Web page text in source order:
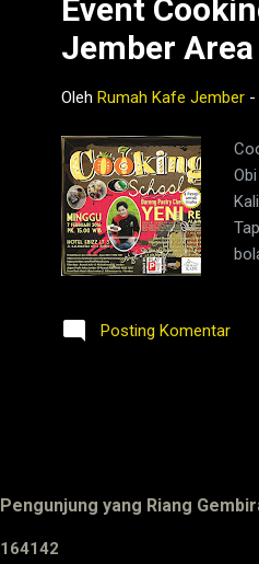
Event
Jember Area
Oleh Rumah Kafe Jember -
Posting Komentar
Pengunjung yang Riang
1 64142